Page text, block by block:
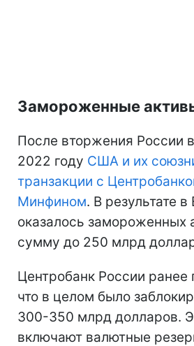
Замороженные
После вторжения России
2022 году США и их
транзакции с
Минфином. В результате
оказалось замороженных
сумму до 250 млрд
Центробанк России
что в целом было
300-350 млрд долларов.
включают валютные